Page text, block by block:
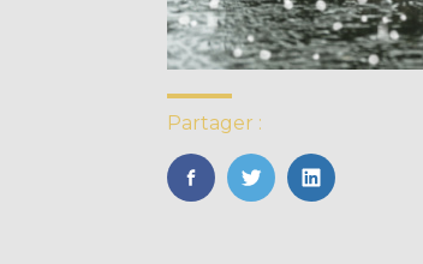
Partager :
FaceBook
TwitterLinkedIn